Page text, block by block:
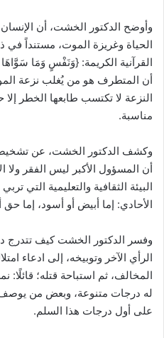
وأوضح الدكتور الخشت، أن
الحياة وغريزة الموت، مستنداً في
القرآنية الكريمة: {وَنَفْسٍ وَمَا
أن المتطرف هو من يُغلب نزعة
النزعة لا تكتسب طابعها الخطر إلا
مناسبة.
وكشف الدكتور الخشت، عن
أن المسؤول الأكبر ليس الفقر ولا
البيئة الثقافية والتعليمية التي
الأحادي: إما أبيض أو أسود، إما حق
وفسر الدكتور الخشت كيف تتدرج
الرأي الآخر وتوبيخه، إلى ادعاء
المخالف، ثم استباحة قتله؛
له درجات متنوعة، وبعض من
على أول درجات هذا السلم.